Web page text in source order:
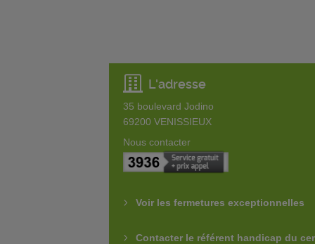
L'adresse
35 boulevard Jodino
69200 VENISSIEUX
Nous contacter
Voir les fermetures exceptionnelles
Contacter le référent handicap du